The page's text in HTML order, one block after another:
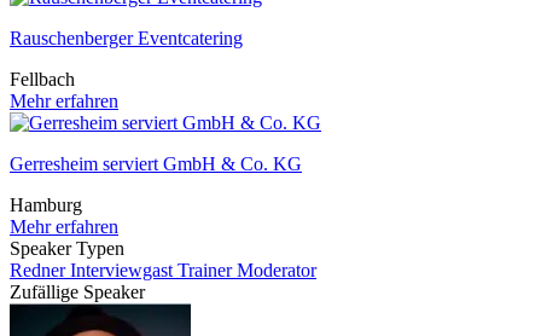
Rauschenberger Eventcatering
Fellbach
Mehr erfahren
Gerresheim serviert GmbH & Co. KG
Hamburg
Mehr erfahren
Speaker Typen
RednerInterviewgast TrainerModerator
Zufällige Speaker